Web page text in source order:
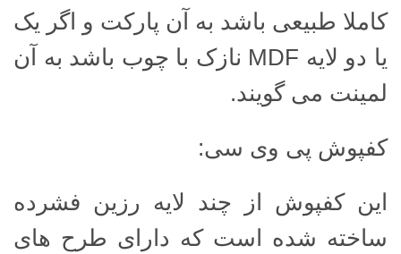
کاملا طبیعی باشد به آن پارکت و اگر یک
یا دو لایه MDF نازک با چوب باشد به آن
لمینت می گویند.
کفپوش پی وی سی:
این کفپوش از چند لایه رزین فشرده
ساخته شده است که دارای طرح های